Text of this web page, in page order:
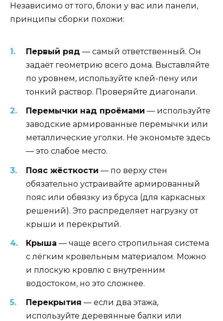
Независимо от того, блоки у вас или панели,
принципы сборки похожи:
Первый ряд — самый ответственный. Он
задаёт геометрию всего дома. Выставляйте
по уровнем, используйте клей-пену или
тонкий раствор. Проверяйте диагонали.
Перемычки над проёмами — используйте
заводские армированные перемычки или
металлические уголки. Не экономьте здесь
— это слабое место.
Пояс жёсткости — по верху стен
обязательно устраивайте армированный
пояс или обвязку из бруса (для каркасных
решений). Это распределяет нагрузку от
крыши и перекрытий.
Крыша — чаще всего стропильная система
с лёгким кровельным материалом. Можно
и плоскую кровлю с внутренним
водостоком, но это сложнее.
Перекрытия — если два этажа,
используйте деревянные балки или